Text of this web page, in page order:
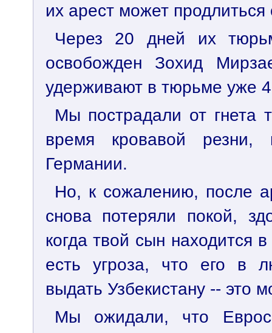
их арест может
Через 20 дней их
освобожден Зохид
удерживают в тюрьме уже
Мы пострадали от гнета
время кровавой
Германии.
Но, к сожалению, после
снова потеряли покой,
когда твой сын находится
есть угроза, что его в
выдать Узбекистану -- это
Мы ожидали, что